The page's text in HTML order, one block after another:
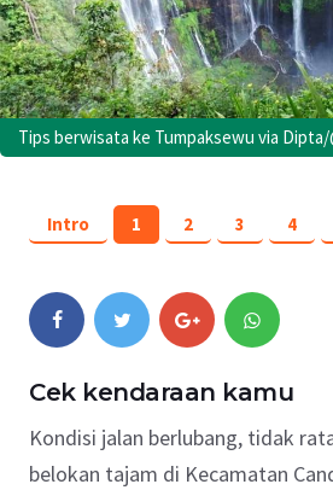
Tips berwisata ke Tumpaksewu via
Intro 1 2 3 4
Cek kendaraan kamu
Kondisi jalan berlubang, tidak
belokan tajam di Kecamatan